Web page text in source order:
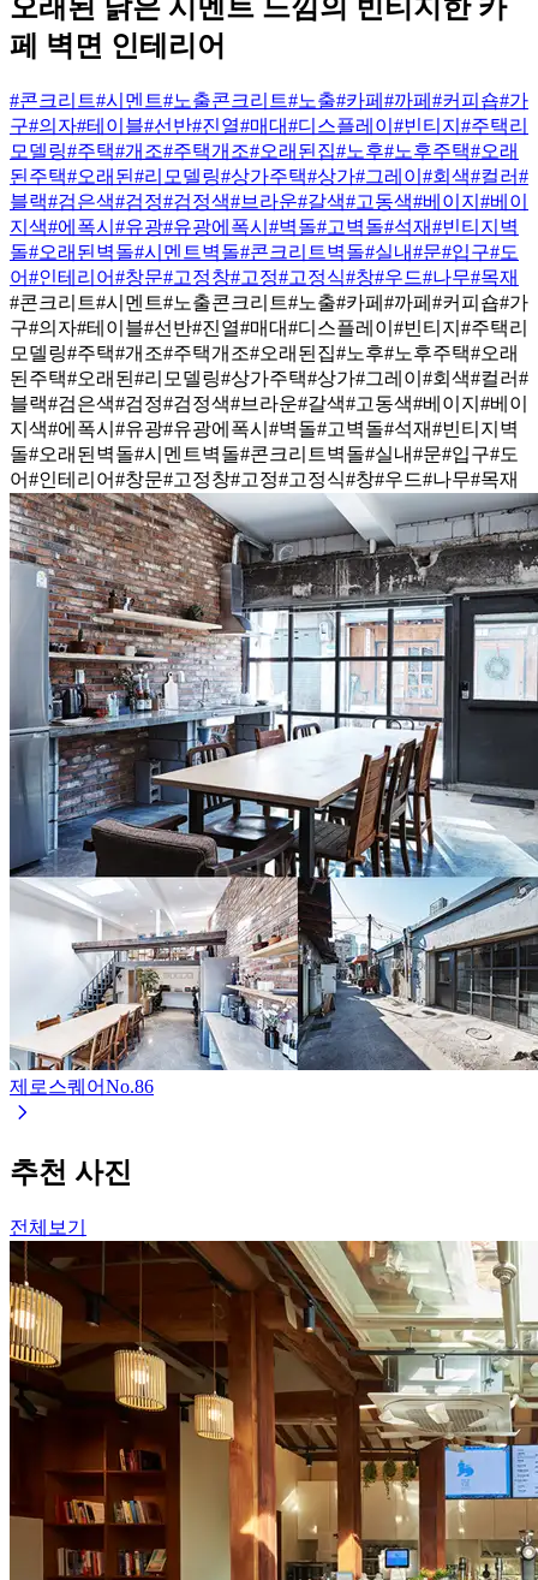
오래된 낡은 시멘트 느낌의 빈티지한 카
페 벽면 인테리어
#콘크리트#시멘트#노출콘크리트#노출#카페 #까페 #커피숍#가
구#의자#테이블#선반#진열#매대#디스플레이 #빈티지 #주택리
모델링#주택#개조#주택개조#오래된집#노후#노후주택#오래
된주택#오래된 #리모델링#상가주택#상가#그레이 #회색#컬러#
블랙#검은색#검정#검정색#브라운#갈색#고동색#베이지 #베이
지색#에폭시 #유광#유광에폭시 #벽돌#고벽돌#석재#빈티지벽
돌#오래된벽돌#시멘트벽돌#콘크리트벽돌#실내#문#입구#도
어#인테리어#창문#고정창#고정#고정식#창#우드#나무#목재
#콘크리트#시멘트#노출콘크리트#노출#카페 #까페 #커피숍#가
구#의자#테이블#선반#진열#매대#디스플레이 #빈티지 #주택리
모델링#주택#개조#주택개조#오래된집#노후#노후주택#오래
된주택#오래된 #리모델링#상가주택#상가#그레이 #회색#컬러#
블랙#검은색#검정#검정색#브라운#갈색#고동색#베이지 #베이
지색#에폭시 #유광#유광에폭시 #벽돌#고벽돌#석재#빈티지벽
돌#오래된벽돌#시멘트벽돌#콘크리트벽돌#실내#문#입구#도
어#인테리어#창문#고정창#고정#고정식#창#우드#나무#목재
제로스퀘어No.86
추천 사진
전체보기